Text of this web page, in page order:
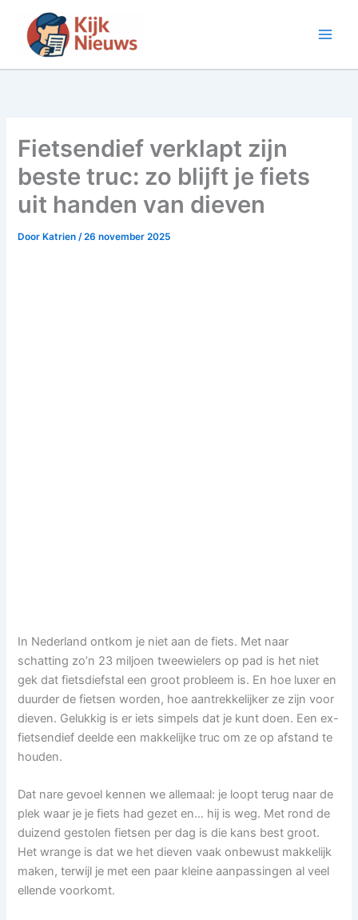
inhoud
Fietsendief verklapt zijn
beste truc: zo blijft je fiets
uit handen van dieven
Door Katrien/26 november 2025
In Nederland ontkom je niet aan de fiets. Met naar
schatting zo’n 23 miljoen tweewielers op pad is het niet
gek dat fietsdiefstal een groot probleem is. En hoe luxer en
duurder de fietsen worden, hoe aantrekkelijker ze zijn voor
dieven. Gelukkig is er iets simpels dat je kunt doen. Een ex-
fietsendief deelde een makkelijke truc om ze op afstand te
houden.
Dat nare gevoel kennen we allemaal: je loopt terug naar de
plek waar je je fiets had gezet en… hij is weg. Met rond de
duizend gestolen fietsen per dag is die kans best groot.
Het wrange is dat we het dieven vaak onbewust makkelijk
maken, terwijl je met een paar kleine aanpassingen al veel
ellende voorkomt.